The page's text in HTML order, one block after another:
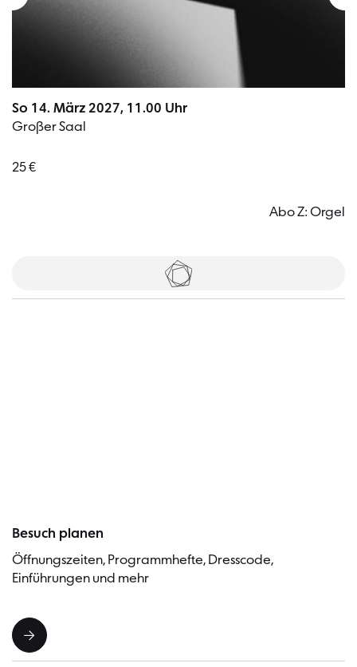
So 14. März 2027, 11.00 Uhr
Großer Saal
25 €
Abo Z: Orgel
Tickets
Besuch planen
Öffnungszeiten, Programmhefte, Dresscode,
Einführungen und mehr